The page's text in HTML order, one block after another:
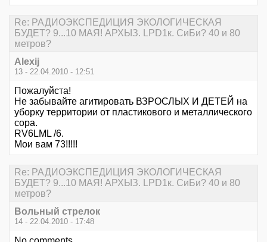
Re: РАДИОЭКСПЕДИЦИЯ ЭКОЛОГИЧЕСКАЯ
БУДЕТ? 9...10 МАЯ! АРХЫЗ. LPD1к. СиБи? 40 и 80
метров?
Alexij
13 - 22.04.2010 - 12:51
Пожалуйста!
Не забывайте агитировать ВЗРОСЛЫХ И ДЕТЕЙ на
уборку территории от пластикового и металлического
сора.
RV6LML /6.
Мои вам 73!!!!!
Re: РАДИОЭКСПЕДИЦИЯ ЭКОЛОГИЧЕСКАЯ
БУДЕТ? 9...10 МАЯ! АРХЫЗ. LPD1к. СиБи? 40 и 80
метров?
Вольный стрелок
14 - 22.04.2010 - 17:48